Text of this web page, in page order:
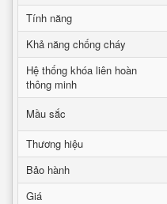
Tính năng
Khả năng chống cháy
Hệ thống khóa liên hoàn
thông minh
Mầu sắc
Thương hiệu
Bảo hành
Giá